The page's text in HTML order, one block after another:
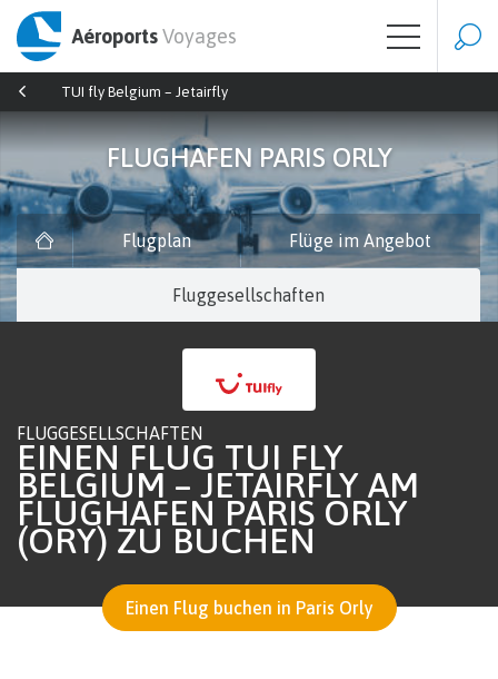
AéroportsVoyages
TUI fly Belgium – Jetairfly
FLUGHAFEN PARIS ORLY
Flugplan Flüge im Angebot
Fluggesellschaften
FLUGGESELLSCHAFTEN
EINEN FLUG TUI FLY
BELGIUM – JETAIRFLY AM
FLUGHAFEN PARIS ORLY
(ORY) ZU BUCHEN
Einen Flug buchen in Paris Orly